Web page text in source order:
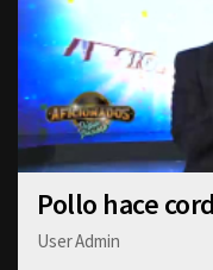
Pollo hace
User Admin